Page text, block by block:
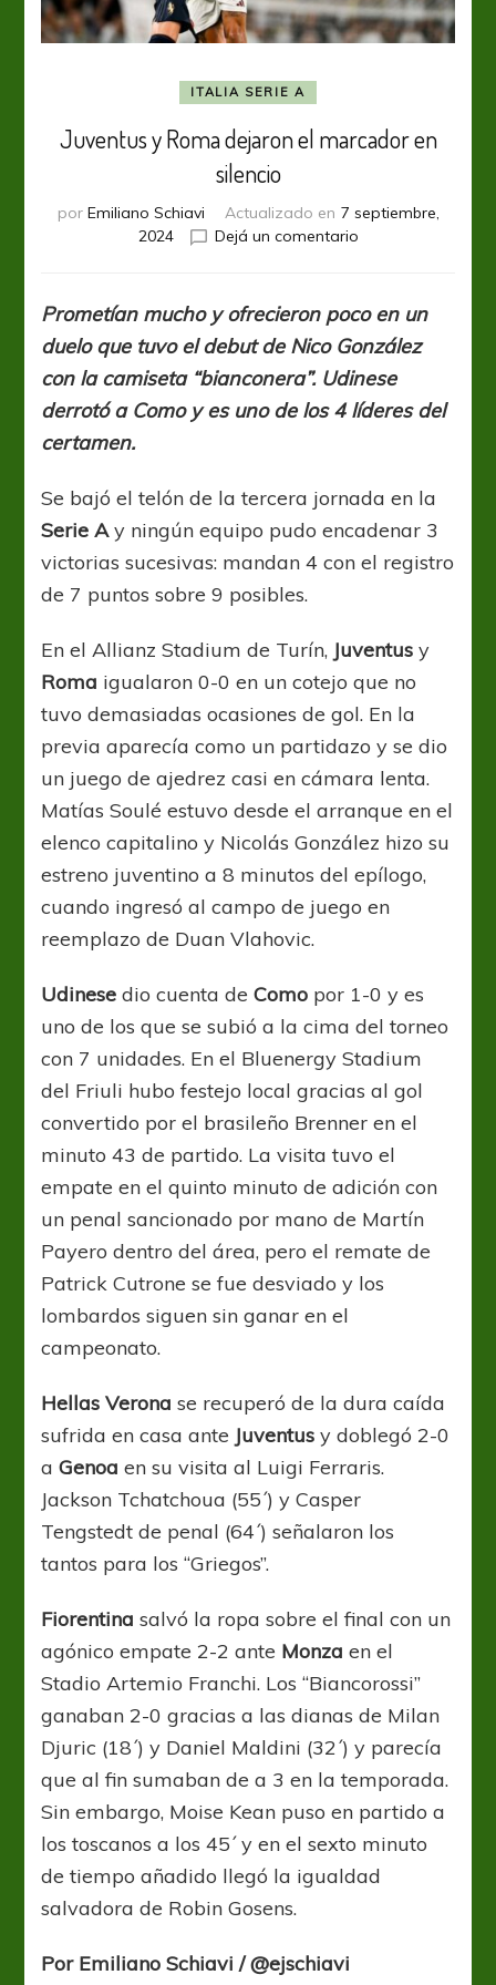
ITALIA SERIE A
Juventus y Roma dejaron el marcador en
silencio
por Emiliano Schiavi Actualizado en 7 septiembre,
2024
Dejá un comentarioen
dejaron
el
marcador
en
silencio
Prometían mucho y ofrecieron poco en un
duelo que tuvo el debut de Nico González
con la camiseta “bianconera”. Udinese
derrotó a Como y es uno de los 4 líderes del
certamen.
Se bajó el telón de la tercera jornada en la
Serie Ay ningún equipo pudo encadenar 3
victorias sucesivas: mandan 4 con el registro
de 7 puntos sobre 9 posibles.
En el Allianz Stadium de Turín, Juventus y
Roma igualaron 0-0 en un cotejo que no
tuvo demasiadas ocasiones de gol. En la
previa aparecía como un partidazo y se dio
un juego de ajedrez casi en cámara lenta.
Matías Soulé estuvo desde el arranque en el
elenco capitalino y Nicolás González hizo su
estreno juventino a 8 minutos del epílogo,
cuando ingresó al campo de juego en
reemplazo de Duan Vlahovic.
Udinese dio cuenta deComo por 1-0 y es
uno de los que se subió a la cima del torneo
con 7 unidades. En el Bluenergy Stadium
del Friuli hubo festejo local gracias al gol
convertido por el brasileño Brenner en el
minuto 43 de partido. La visita tuvo el
empate en el quinto minuto de adición con
un penal sancionado por mano de Martín
Payero dentro del área, pero el remate de
Patrick Cutrone se fue desviado y los
lombardos siguen sin ganar en el
campeonato.
Hellas Verona se recuperó de la dura caída
sufrida en casa ante Juventus y doblegó 2-0
aGenoa en su visita al Luigi Ferraris.
Jackson Tchatchoua (55´) y Casper
Tengstedt de penal (64´) señalaron los
tantos para los “Griegos”.
Fiorentinasalvó la ropa sobre el final con un
agónico empate 2-2 ante Monza en el
Stadio Artemio Franchi. Los “Biancorossi”
ganaban 2-0 gracias a las dianas de Milan
Djuric (18´) y Daniel Maldini (32´) y parecía
que al fin sumaban de a 3 en la temporada.
Sin embargo, Moise Kean puso en partido a
los toscanos a los 45´ y en el sexto minuto
de tiempo añadido llegó la igualdad
salvadora de Robin Gosens.
Por Emiliano Schiavi / @ejschiavi